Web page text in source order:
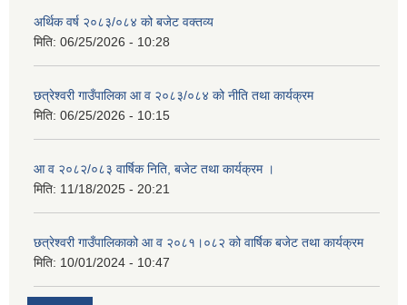
अर्थिक वर्ष २०८३/०८४ को बजेट वक्तव्य
मिति: 06/25/2026 - 10:28
छत्रेश्वरी गाउँपालिका आ व २०८३/०८४ को नीति तथा कार्यक्रम
मिति: 06/25/2026 - 10:15
आ व २०८२/०८३ वार्षिक निति, बजेट तथा कार्यक्रम ।
मिति: 11/18/2025 - 20:21
छत्रेश्वरी गाउँपालिकाको आ व २०८१।०८२ को वार्षिक बजेट तथा कार्यक्रम
मिति: 10/01/2024 - 10:47